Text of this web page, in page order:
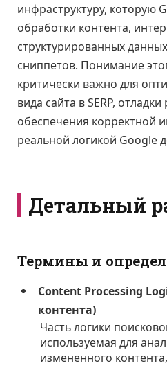
инфраструктуру, которую
обработки контента,
структурированных
сниппетов. Понимание
критически важно для
вида сайта в SERP,
обеспечения корректной
реальной логикой Google
Детальный
Термины и
Content Processing
контента)
Часть логики
используемая для
измененного